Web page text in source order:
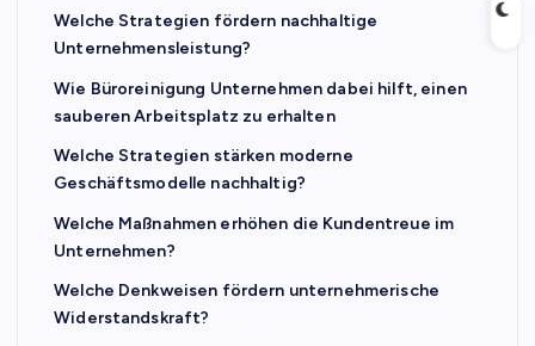
Welche Strategien fördern nachhaltige
Unternehmensleistung?
Wie Büroreinigung Unternehmen dabei hilft, einen
sauberen Arbeitsplatz zu erhalten
Welche Strategien stärken moderne
Geschäftsmodelle nachhaltig?
Welche Maßnahmen erhöhen die Kundentreue im
Unternehmen?
Welche Denkweisen fördern unternehmerische
Widerstandskraft?